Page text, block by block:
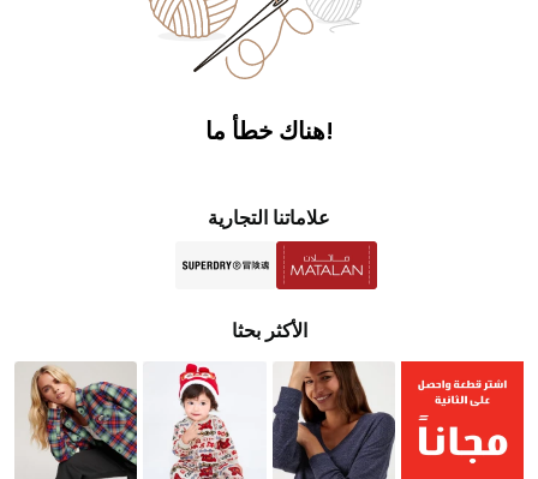
!هناك خطأ ما
علاماتنا التجارية
الأكثر بحثا